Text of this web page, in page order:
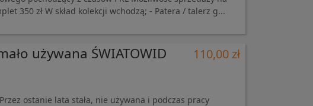
350 zł W skład kolekcji wchodzą; - Patera / talerz g...
używana ŚWIATOWID
110,00 zł
ostanie lata stała, nie używana i podczas pracy